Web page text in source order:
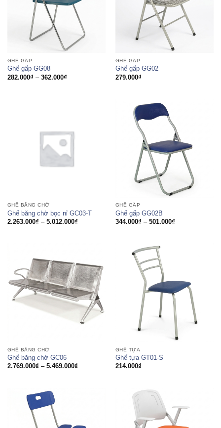
GHẾ GẤP
Ghế gấp GG08
282.000₫ – 362.000₫Khoảng
GHẾ GẤP
Ghế gấp GG02
279.000₫
GHẾ BĂNG CHỜ
Ghế băng chờ bọc nỉ GC03-T
2.263.000₫ – 5.012.000₫Khoảng
GHẾ GẤP
Ghế gấp GG02B
344.000₫ – 501.000₫Khoảng
GHẾ BĂNG CHỜ
Ghế băng chờ GC06
2.769.000₫ – 5.469.000₫Khoảng
GHẾ TỰA
Ghế tựa GT01-S
214.000₫